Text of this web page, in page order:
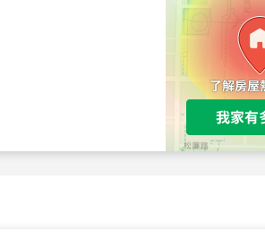
新竹市新竹市慈祥路